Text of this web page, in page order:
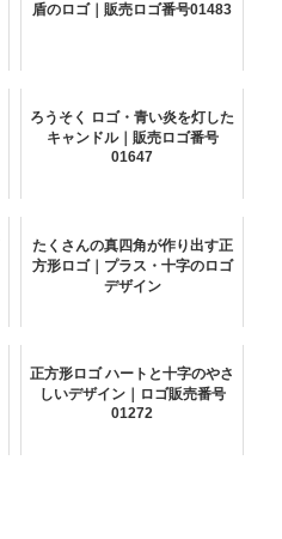
盾のロゴ｜販売ロゴ番号01483
ろうそく ロゴ・青い炎を灯した
キャンドル｜販売ロゴ番号
01647
たくさんの真四角が作り出す正
方形ロゴ｜プラス・十字のロゴ
デザイン
正方形ロゴ ハートと十字のやさ
しいデザイン｜ロゴ販売番号
01272